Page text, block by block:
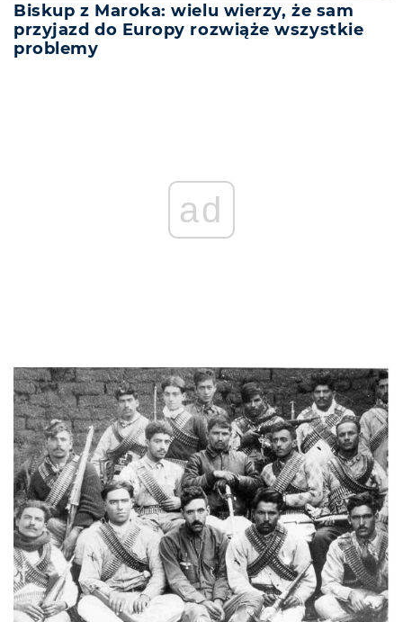
Biskup z Maroka: wielu wierzy, że sam
przyjazd do Europy rozwiąże wszystkie
problemy
ad